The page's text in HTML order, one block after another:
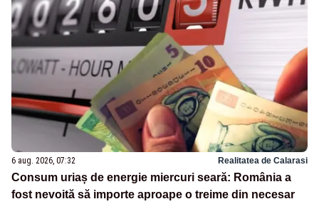
6 aug. 2026, 07:32 Realitatea de Calarasi
Consum uriaș de energie miercuri seară: România a
fost nevoită să importe aproape o treime din necesar